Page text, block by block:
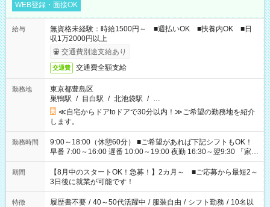
WEB登録・面接OK
給与
無資格未経験：時給1500円～ ■週払いOK ■扶養内OK ■日
収1万2000円以上
交通費別途支給あり
交通費 交通費全額支給
勤務地
東京都豊島区
巣鴨駅 / 目白駅 / 北池袋駅 / …
≪自宅からドアtoドアで30分以内！≫ご希望の勤務地を紹介
します。
勤務時間
9:00～18:00（休憩60分） ■ご希望があれば下記シフトもOK！
早番 7:00～16:00 遅番 10:00～19:00 夜勤 16:30～翌9:30 「家族
と休みを合わせたい」 「余裕を持って夕飯の準備がしたい」
「できれば残業はしたくない」 など、ご希望を教えてください
ね。 ※Wワーク希望の方へ 今ご覧のお仕事で希望する勤務時間
と、もう1つのお仕事の勤務時間。 合計で週40時間を超える場
合は応募できません。
期間
【8月中のスタートOK！急募！】2カ月～ ■ご応募から最短2～
3日後に就業が可能です！
特徴 履歴書不要 / 40～50代活躍中 / 服装自由 / シフト勤務 / 10名以